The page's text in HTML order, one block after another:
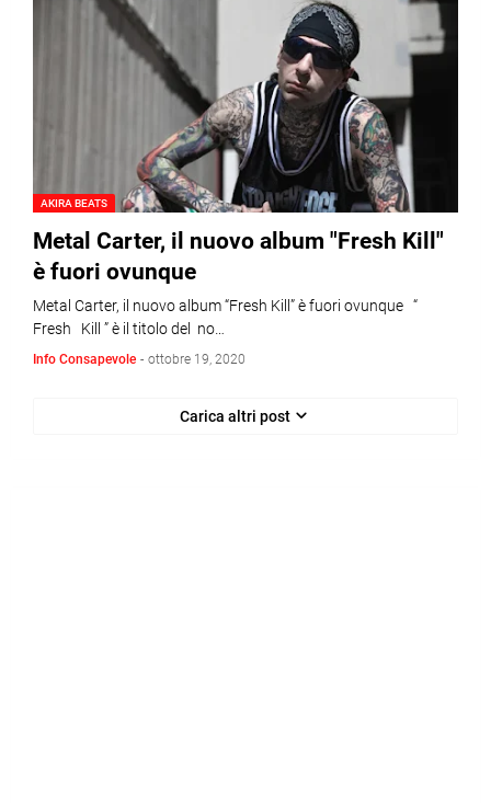
AKIRA BEATS
Metal Carter, il nuovo album "Fresh Kill"
è fuori ovunque
Metal Carter, il nuovo album “Fresh Kill” è fuori ovunque “
Fresh Kill ” è il titolo del no…
Info Consapevole - ottobre 19, 2020
Carica altri post